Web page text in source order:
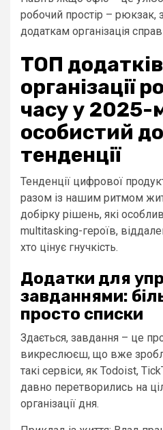
робочий простір – рюкзак,
додаткам організація
ТОП
організації
часу у 2025-
особистий
тенденції
Тенденції цифрової
разом із нашим ритмом
добірку рішень, які
multitasking-героїв,
хто цінує гнучкість.
Додатки для
завданнями:
просто списки
Здається, завдання – це
викреслюєш, що вже
такі сервіси, як Todoist,
давно перетворились на
організації дня.